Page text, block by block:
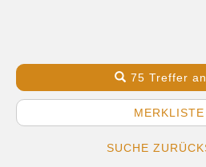
75 Treffer
MERKLISTE
SUCHE